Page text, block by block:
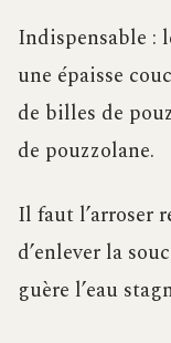
Indispensable :
une épaisse
de billes de
de pouzzolane.
Il faut l’arroser
d’enlever la
guère l’eau